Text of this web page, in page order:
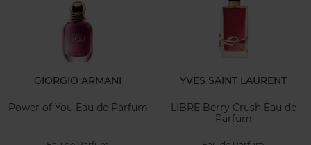
GIORGIO ARMANI
Power of You Eau de Parfum
YVES SAINT LAURENT
LIBRE Berry Crush Eau de
Parfum